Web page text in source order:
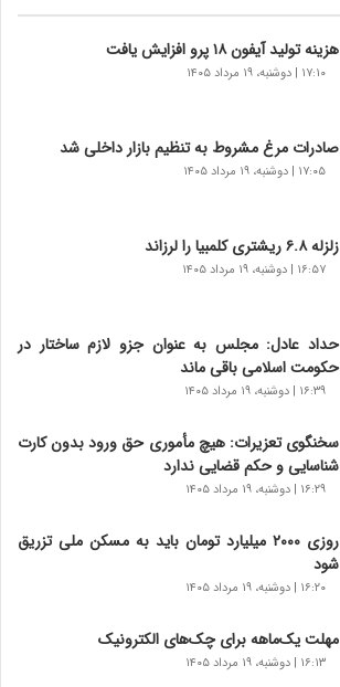
هزینه تولید آیفون ۱۸ پرو افزایش یافت
۱۷:۱۰ | دوشنبه، ۱۹ مرداد ۱۴۰۵
صادرات مرغ مشروط به تنظیم بازار داخلی شد
۱۷:۰۵ | دوشنبه، ۱۹ مرداد ۱۴۰۵
زلزله ۶.۸ ریشتری کلمبیا را لرزاند
۱۶:۵۷ | دوشنبه، ۱۹ مرداد ۱۴۰۵
حداد عادل: مجلس به عنوان جزو لازم ساختار در
حکومت اسلامی باقی ماند
۱۶:۳۹ | دوشنبه، ۱۹ مرداد ۱۴۰۵
سخنگوی تعزیرات: هیچ مأموری حق ورود بدون کارت
شناسایی و حکم قضایی ندارد
۱۶:۲۹ | دوشنبه، ۱۹ مرداد ۱۴۰۵
روزی ۲۰۰۰ میلیارد تومان باید به مسکن ملی تزریق
شود
۱۶:۲۰ | دوشنبه، ۱۹ مرداد ۱۴۰۵
مهلت یک‌ماهه برای چک‌های الکترونیک
۱۶:۱۳ | دوشنبه، ۱۹ مرداد ۱۴۰۵